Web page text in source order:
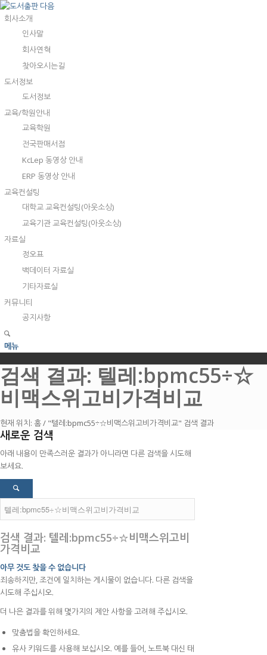
회사소개
인사말
회사연혁
찾아오시는길
도서정보
도서정보
교육/학원안내
교육학원
전국판매서점
KcLep 동영상 안내
ERP 동영상 안내
교육컨설팅
대학교 교육컨설팅(아웃소싱)
교육기관 교육컨설팅(아웃소싱)
자료실
정오표
백데이터 자료실
기타자료실
커뮤니티
공지사항
메뉴
검색 결과: 텔레:bpmc55÷☆
비맥스위고비가격비교
현재 위치: 홈/ "텔레:bpmc55÷☆비맥스위고비가격비교" 검색 결과
새로운 검색
아래 내용이 만족스러운 결과가 아니라면 다른 검색을 시도해
보세요.
검색 결과: 텔레:bpmc55÷☆비맥스위고비
가격비교
아무 것도 찾을 수 없습니다
죄송하지만, 조건에 일치하는 게시물이 없습니다. 다른 검색을
시도해 주십시오.
더 나은 결과를 위해 몇가지의 제안 사항을 고려해 주십시오.
맞춤법을 확인하세요.
유사 키워드를 사용해 보십시오. 예를 들어, 노트북 대신 태